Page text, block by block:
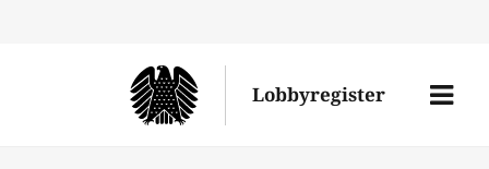
den
Lobbyregister
Menü